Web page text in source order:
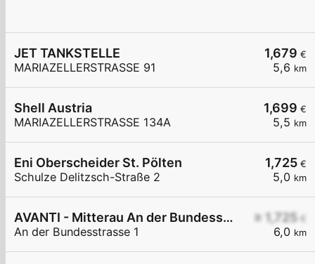
1,679 €
5,6 km
JET TANKSTELLE
MARIAZELLERSTRASSE 91
1,699 €
5,5 km
Shell Austria
MARIAZELLERSTRASSE 134A
1,725 €
5,0 km
Eni Oberscheider St. Pölten
Schulze Delitzsch-Straße 2
≥ 1,725 €
6,0 km
AVANTI - Mitterau An der Bundesstraße 1
An der Bundesstrasse 1